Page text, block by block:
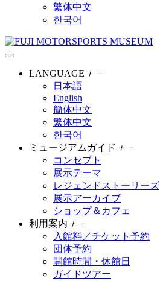
繁体中文
한국어
LANGUAGE ＋ －
日本語
English
簡体中文
繁体中文
한국어
ミュージアムガイド ＋ －
コンセプト
展示テーマ
レジェンドストーリーズ
展示アーカイブ
ショップ＆カフェ
利用案内 ＋ －
入館料／チケット予約
団体予約
開館時間・休館日
ガイドツアー